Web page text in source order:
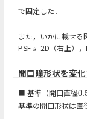
で固定した．
また，いかに載せる
PSF s
s 2D（右上）
開口瞳形状を変
■ 基準（開口直径0.5
基準の開口形状は直